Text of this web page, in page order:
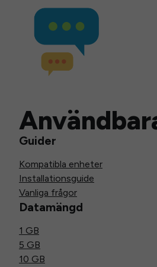
Guider
Kompatibla enheter
Installationsguide
Vanliga frågor
Datamängd
1 GB
5 GB
10 GB